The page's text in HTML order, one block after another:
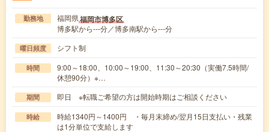
勤務地 福岡県福岡市博多区
博多駅から---分／博多南駅から---分
曜日頻度 シフト制
時間
9:00～18:00、10:00～19:00、11:30～20:30（実働7.5時間/
休憩90分）※…
期間 即日 ※転職ご希望の方は開始時期はご相談ください
時給
時給1340円～1400円 ・毎月末締め/翌月15日支払い・残業
は1分単位で支給します